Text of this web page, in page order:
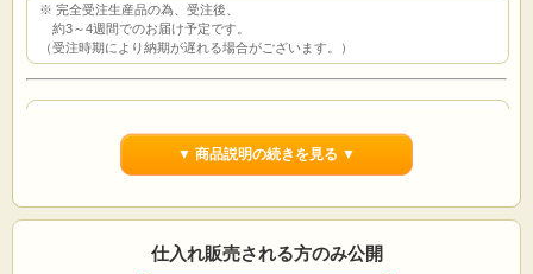
※ 完全受注生産品の為、受注後、
約3～4週間でのお届け予定です。
（受注時期により納期が遅れる場合がございます。）
複数ご購入の場合、弊社より別途送料をご連絡させて頂きます。
▼ 商品説明の続きを見る ▼
仕入れ販売される方のみ公開